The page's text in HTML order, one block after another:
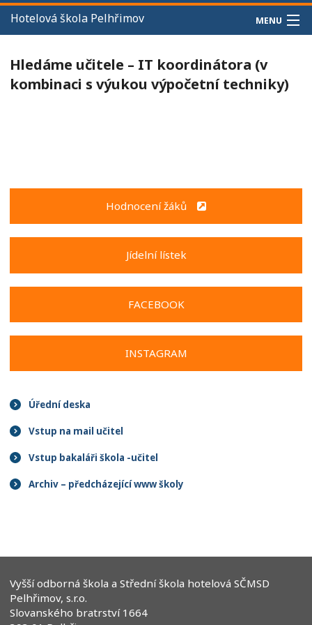
Hotelová škola Pelhřimov MENU
PRO STUDENTY
Hledáme učitele – IT koordinátora (v
kombinaci s výukou výpočetní techniky)
Hodnocení žáků
Jídelní lístek
FACEBOOK
INSTAGRAM
Úřední deska
Vstup na mail učitel
Vstup bakaláři škola -učitel
Archiv – předcházející www školy
Vyšší odborná škola a Střední škola hotelová SČMSD
Pelhřimov, s.r.o.
Slovanského bratrství 1664